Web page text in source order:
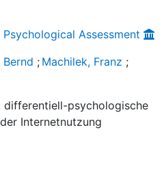
Assessment
Bernd ; Machilek, Franz ;
differentiell-psychologische
Internetnutzung